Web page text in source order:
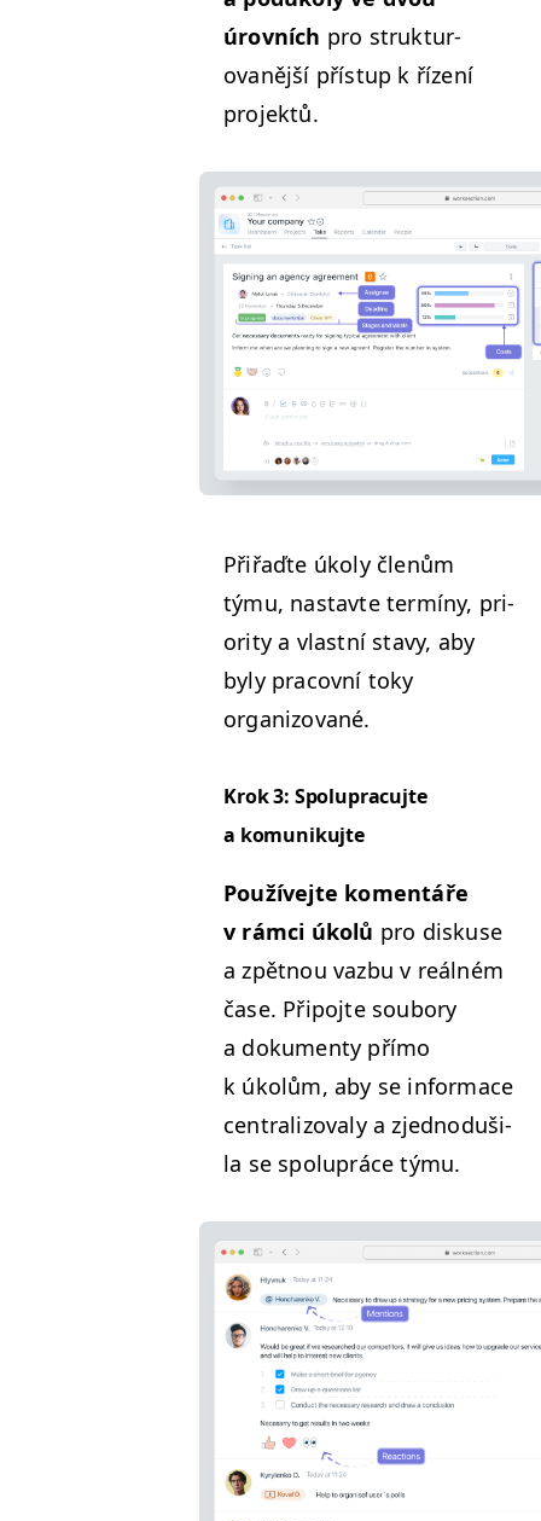
úrovních pro struk­tur­
ovanější příst­up k řízení
projektů.
Přiřaďte úkoly členům
týmu, nas­tavte ter­míny, pri­
or­i­ty a vlast­ní stavy, aby
byly pra­cov­ní toky
organizované.
Krok 3: Spolupracu­jte
a komunikujte
Používe­jte komen­táře
v rám­ci úkolů pro diskuse
a zpět­nou vazbu v reál­ném
čase. Připo­jte soubo­ry
a doku­men­ty pří­mo
k úkolům, aby se infor­ma­ce
cen­tral­i­zo­valy a zjednoduši­
la se spolupráce týmu.